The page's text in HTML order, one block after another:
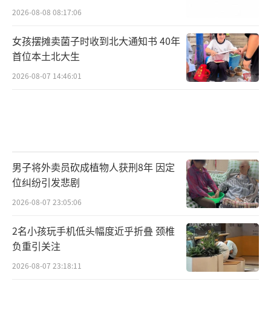
2026-08-08 08:17:06
女孩摆摊卖菌子时收到北大通知书 40年
首位本土北大生
2026-08-07 14:46:01
男子将外卖员砍成植物人获刑8年 因定
位纠纷引发悲剧
2026-08-07 23:05:06
2名小孩玩手机低头幅度近乎折叠 颈椎
负重引关注
2026-08-07 23:18:11